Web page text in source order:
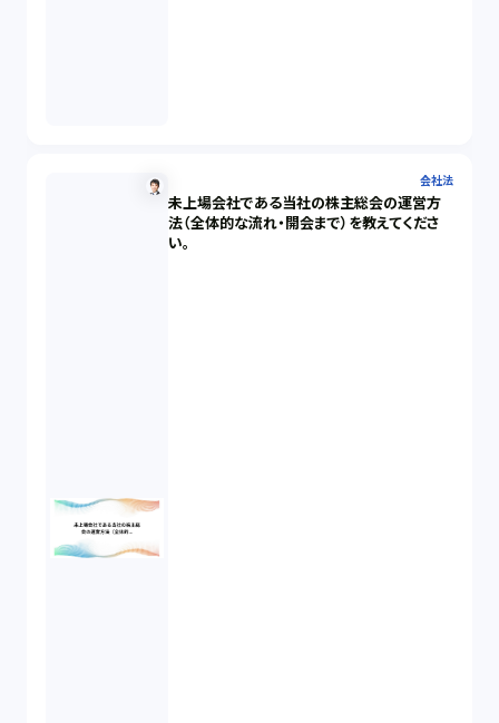
会社法
未上場会社である当社の株主総会の運営方
法（全体的な流れ・開会まで）を教えてくださ
い。